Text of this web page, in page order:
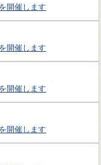
開催します
開催します
開催します
開催します